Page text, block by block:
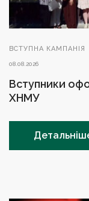
ВСТУПНА КАМПАНІЯ
08.08.2026
Вступники
ХНМУ